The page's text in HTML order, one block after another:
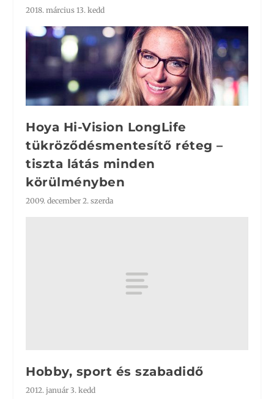
2018. március 13. kedd
Hoya Hi-Vision LongLife
tükröződésmentesítő réteg –
tiszta látás minden
körülményben
2009. december 2. szerda
Hobby, sport és szabadidő
2012. január 3. kedd